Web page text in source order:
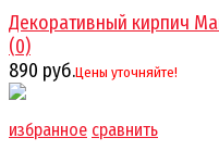
избранное сравнить
Декоративный кирпич
(0)
890 руб.Цены уточняйте!